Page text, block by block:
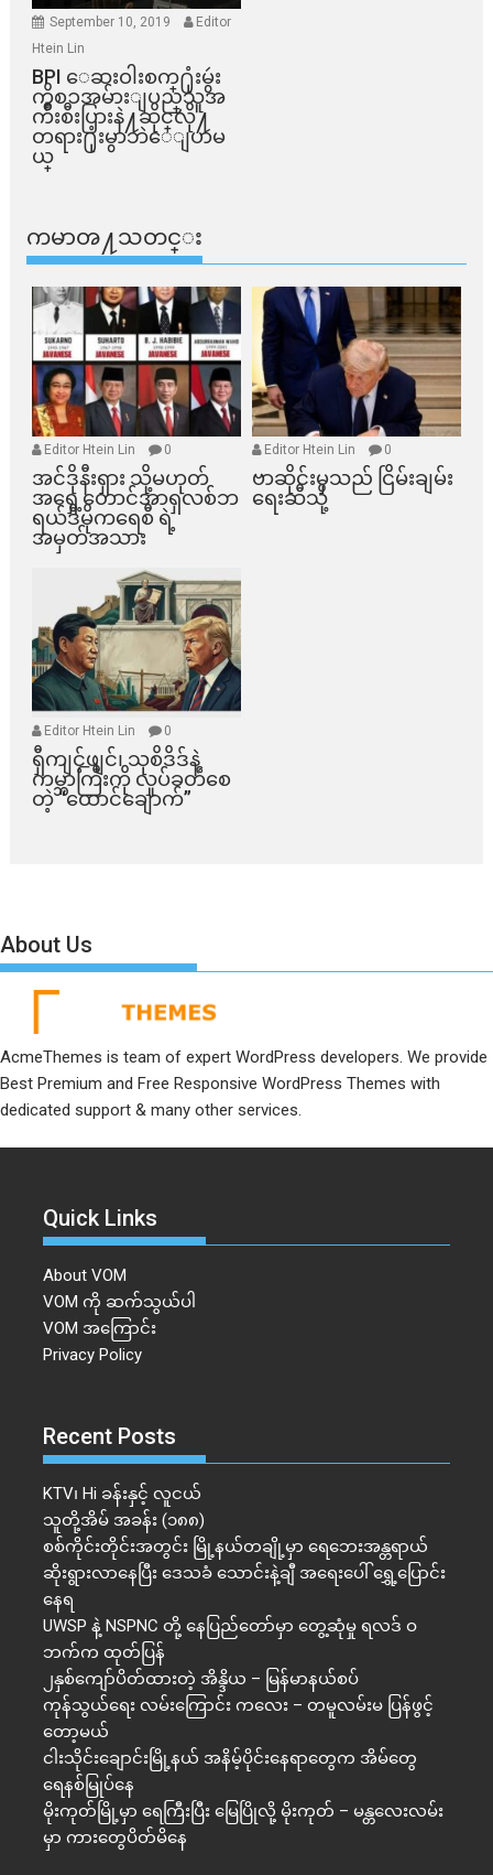
September 10, 2019
Editor
Htein Lin
BPI ​ေဆးဝါးစက္​႐ုံးမွဴး
ကိစၥအမ်ားျပည္​သူအ
က်ိဳးစီးပြားနဲ႔ဆိုင္​လို႔
တရား႐ုံးမွာဘဲေျပာမ
ယ္​
ကမာၻ႔သတင္း
Editor Htein Lin 0
အင်ဒိုနီးရှား သို့မဟုတ်
အရှေ့တောင်အာရှလစ်ဘ
ရယ်ဒီမိုကရေစီ ရဲ့
အမှတ်အသား
Editor Htein Lin 0
ဗာဆိုင်းမှသည် ငြိမ်းချမ်း
ရေးဆီသို့
Editor Htein Lin 0
ရှီကျင့်ဖျင်၊ သုစိဒိဒ်နဲ့
ကမ္ဘာကြီးကို လှုပ်ခတ်စေ
တဲ့ “ထောင်ချောက်”
About Us
AcmeThemes is team of expert WordPress developers. We provide
Best Premium and Free Responsive WordPress Themes with
dedicated support & many other services.
Quick Links
About VOM
VOM ကို ဆက်သွယ်ပါ
VOM အကြောင်း
Privacy Policy
Recent Posts
KTV၊ Hi ခန်းနှင့် လူငယ်
သူတို့အိမ် အခန်း (၁၈၈)
စစ်ကိုင်းတိုင်းအတွင်း မြို့နယ်တချို့မှာ ရေဘေးအန္တရာယ်
ဆိုးရွားလာနေပြီး ဒေသခံ သောင်းနဲ့ချီ အရေးပေါ် ရွှေ့ပြောင်း
နေရ
UWSP နဲ့ NSPNC တို့ နေပြည်တော်မှာ တွေ့ဆုံမှု ရလဒ် ဝ
ဘက်က ထုတ်ပြန်
၂နှစ်​ကျော်ပိတ်ထားတဲ့ အိန္ဒိယ – မြန်မာနယ်စပ်
ကုန်သွယ်ရေး လမ်းကြောင်း ကလေး – တမူလမ်းမ ပြန်ဖွင့်
တော့မယ်
ငါးသိုင်းချောင်းမြို့နယ် အနိမ့်ပိုင်းနေရာတွေက အိမ်​တွေ
ရေနစ်မြုပ်နေ
မိုးကုတ်မြို့မှာ ရေကြီးပြီး မြေပြိုလို့ မိုးကုတ် – မန္တလေးလမ်း
မှာ ကားတွေပိတ်မိနေ